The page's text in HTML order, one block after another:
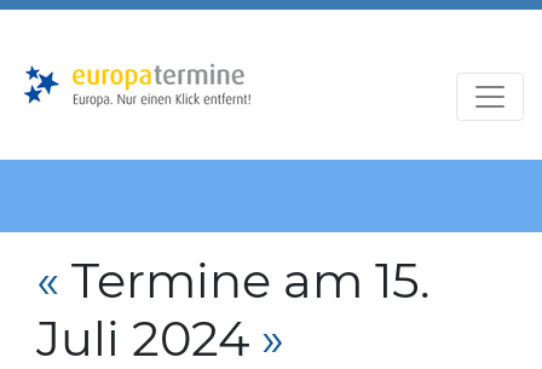
« Termine am 15.
Juli 2024 »